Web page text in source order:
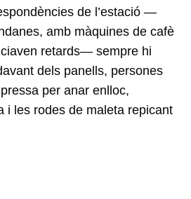
de l’estació —
amb màquines de cafè
retards— sempre hi
dels panells, persones
per anar enlloc,
i les rodes de maleta repicant